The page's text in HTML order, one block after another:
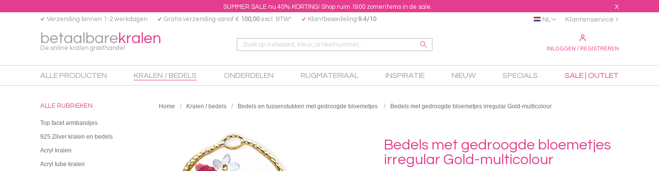
SUMMER SALE nu 40% KORTING! Shop ruim 1900 zomeritems in de sale. X
betaalbarekralen
De online kralen groothandel
Verzending binnen 1-2 werkdagen Gratis verzending vanaf € 100,00excl. BTW* Klantbeoordeling 9.4/10
INLOGGEN / REGISTREREN
NL Klantenservice
ALLE PRODUCTEN KRALEN / BEDELS ONDERDELEN RIJGMATERIAAL INSPIRATIE NIEUW SPECIALS SALE | OUTLET
ALLE RUBRIEKEN
Top facet armbandjes
925 Zilver kralen en bedels
Acryl kralen
Acryl tube kralen
Home Kralen / bedels Bedels en tussenstukken met gedroogde bloemetjes Bedels met gedroogde bloemetjes irregular Gold-multicolour
Bedels met gedroogde bloemetjes
irregular Gold-multicolour